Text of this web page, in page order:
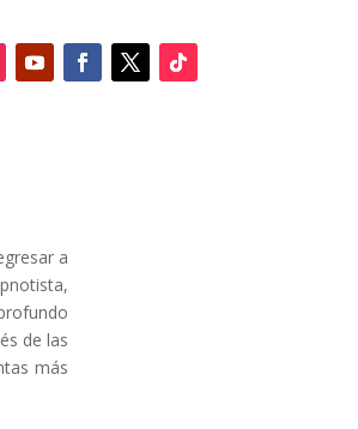
a
de las
más